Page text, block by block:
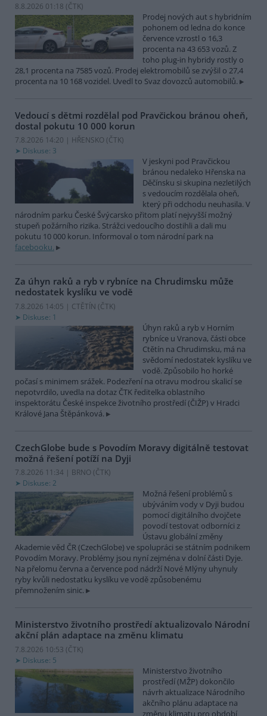
8.8.2026 01:18 (ČTK)
Prodej nových aut s hybridním
pohonem od ledna do konce
července vzrostl o 16,3
procenta na 43 653 vozů. Z
toho plug-in hybridy rostly o
28,1 procenta na 7585 vozů. Prodej elektromobilů se zvýšil o 27,4
procenta na 10 168 vozidel. Uvedl to Svaz dovozců automobilů.
Vedoucí s dětmi rozdělal pod Pravčickou bránou oheň,
dostal pokutu 10 000 korun
7.8.2026 14:20 | HŘENSKO (ČTK)
Diskuse: 3
V jeskyni pod Pravčickou
bránou nedaleko Hřenska na
Děčínsku si skupina nezletilých
s vedoucím rozdělala oheň,
který při odchodu neuhasila. V
národním parku České Švýcarsko přitom platí nejvyšší možný
stupeň požárního rizika. Strážci vedoucího dostihli a dali mu
pokutu 10 000 korun. Informoval o tom národní park na
facebooku.
Za úhyn raků a ryb v rybníce na Chrudimsku může
nedostatek kyslíku ve vodě
7.8.2026 14:05 | CTĚTÍN (ČTK)
Diskuse: 1
Úhyn raků a ryb v Horním
rybníce u Vranova, části obce
Ctětín na Chrudimsku, má na
svědomí nedostatek kyslíku ve
vodě. Způsobilo ho horké
počasí s minimem srážek. Podezření na otravu modrou skalicí se
nepotvrdilo, uvedla na dotaz ČTK ředitelka oblastního
inspektorátu České inspekce životního prostředí (ČIŽP) v Hradci
Králové Jana Štěpánková.
CzechGlobe bude s Povodím Moravy digitálně testovat
možná řešení potíží na Dyji
7.8.2026 11:34 | BRNO (ČTK)
Diskuse: 2
Možná řešení problémů s
ubýváním vody v Dyji budou
pomocí digitálního dvojčete
povodí testovat odborníci z
Ústavu globální změny
Akademie věd ČR (CzechGlobe) ve spolupráci se státním podnikem
Povodím Moravy. Problémy jsou nyní zejména v dolní části Dyje.
Na přelomu června a července pod nádrží Nové Mlýny uhynuly
ryby kvůli nedostatku kyslíku ve vodě způsobenému
přemnožením sinic.
Ministerstvo životního prostředí aktualizovalo Národní
akční plán adaptace na změnu klimatu
7.8.2026 10:53 (ČTK)
Diskuse: 5
Ministerstvo životního
prostředí (MŽP) dokončilo
návrh aktualizace Národního
akčního plánu adaptace na
změnu klimatu pro období